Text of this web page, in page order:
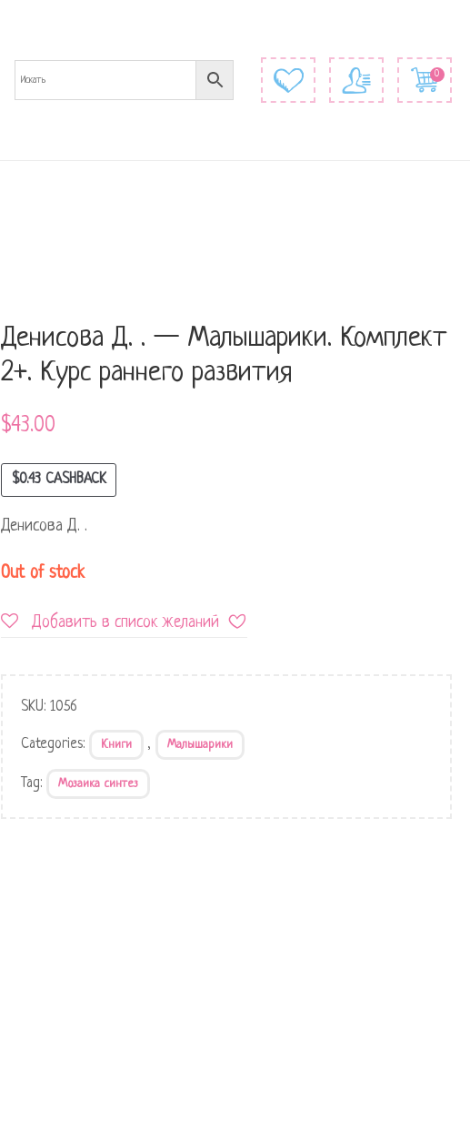
0
Денисова Д. . — Малышарики. Комплект
2+. Курс раннего развития
$43.00
$0.43CASHBACK
Денисова Д. .
Out of stock
Добавить в список желаний
SKU:1056
Categories: Книги , Малышарики
Tag: Мозаика синтез